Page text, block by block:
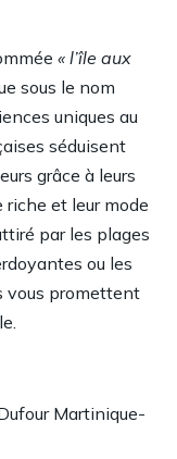
« l’île aux
sous le nom
uniques au
séduisent
grâce à leurs
riche et leur mode
par les plages
ou les
vous promettent